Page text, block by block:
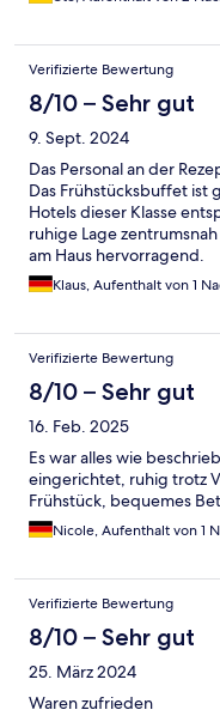
Verifizierte Bewertung
8/10 – Sehr gut
9. Sept. 2024
Das Personal an der
Das Frühstücksbuffet ist
Hotels dieser Klasse
ruhige Lage
am Haus hervorragend.
Klaus, Aufenthalt von 1
Verifizierte Bewertung
8/10 – Sehr gut
16. Feb. 2025
Es war alles wie
eingerichtet, ruhig trotz
Frühstück, bequemes
Nicole, Aufenthalt von 1
Verifizierte Bewertung
8/10 – Sehr gut
25. März 2024
Waren zufrieden